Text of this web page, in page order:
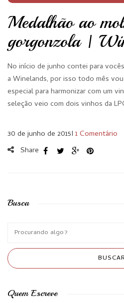
Medalhão ao
gorgonzola |
No início de junho contei para
a Winelands, por isso todo mês
especial para harmonizar com um
seleção veio com dois vinhos da
30 de junho de 2015I 1 Comentário
Share
Busca
Quem Escreve